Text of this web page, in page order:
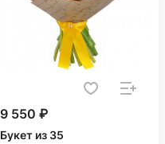
9 550 ₽
Букет из 35